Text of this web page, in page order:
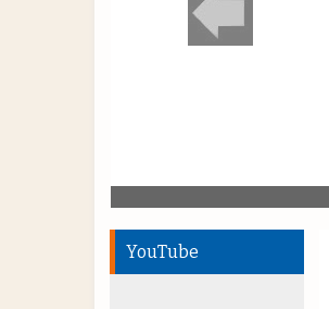
YouTube